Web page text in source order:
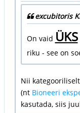
excubitoris
On vaid ÜKS
riku - see on
Nii
(nt Bioneeri
kasutada, siis